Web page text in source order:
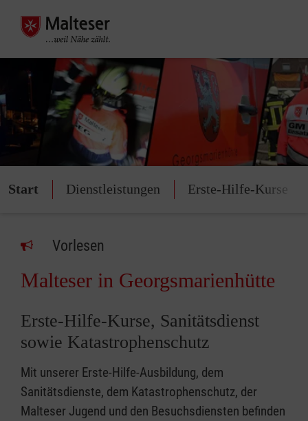
Start Dienstleistungen Erste-Hilfe-Kurse
Vorlesen
Malteser in Georgsmarienhütte
Erste-Hilfe-Kurse, Sanitätsdienst
sowie Katastrophenschutz
Mit unserer Erste-Hilfe-Ausbildung, dem
Sanitätsdienste, dem Katastrophenschutz, der
Malteser Jugend und den Besuchsdiensten befinden